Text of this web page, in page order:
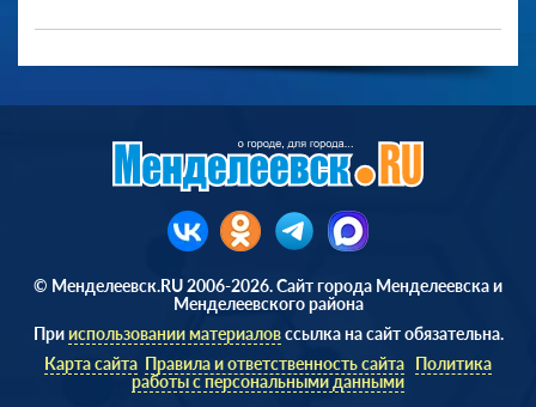
© Менделеевск.RU 2006-2026. Сайт города Менделеевска и
Менделеевского района
Прииспользовании материаловссылка на сайт обязательна.
Карта сайта Правила и ответственность сайта Политика
работы с персональными данными